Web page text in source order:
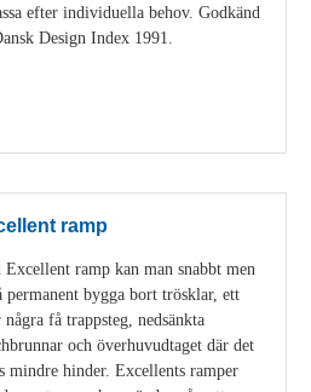
efter individuella behov. Godkänd
Design Index 1991.
ramp
Excellent ramp kan man snabbt men
permanent bygga bort trösklar, ett
några få trappsteg, nedsänkta
och överhuvudtaget där det
mindre hinder. Excellents ramper